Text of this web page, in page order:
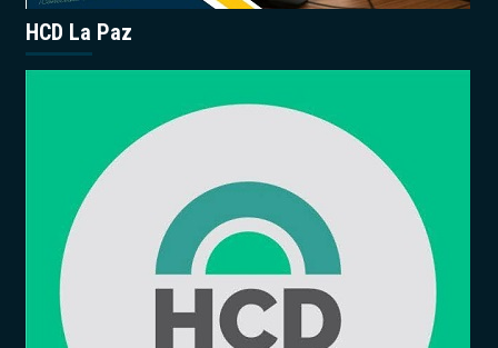
HCD La Paz